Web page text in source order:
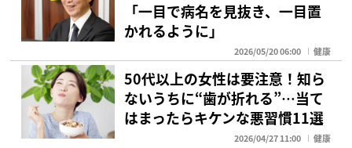
「一目で病名を見抜き、一目置
かれるように」
2026/05/20 06:00 健康
50代以上の女性は要注意！知ら
ないうちに“歯が折れる”…当て
はまったらキケンな悪習慣11選
2026/04/27 11:00 健康